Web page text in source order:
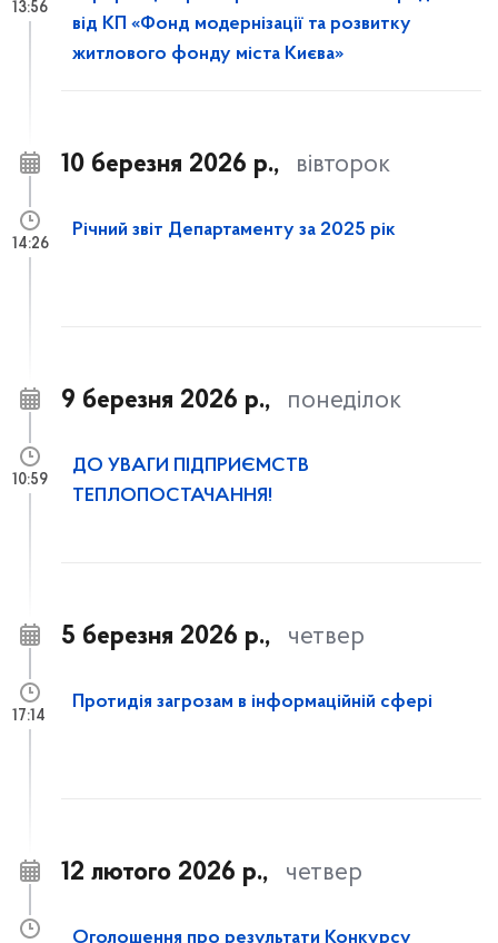
від КП «Фонд модернізації та розвитку
житлового фонду міста Києва»
13:56
10 березня 2026 р., вівторок
Річний звіт Департаменту за 2025 рік
14:26
9 березня 2026 р., понеділок
ДО УВАГИ ПІДПРИЄМСТВ
ТЕПЛОПОСТАЧАННЯ!
10:59
5 березня 2026 р., четвер
Протидія загрозам в інформаційній сфері
17:14
12 лютого 2026 р., четвер
Оголошення про результати Конкурсу